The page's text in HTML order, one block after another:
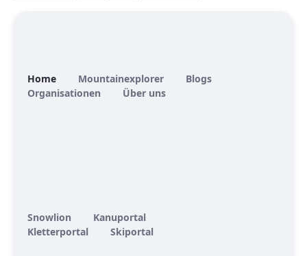
Home Mountainexplorer
Blogs
Organisationen
Über uns
Snowlion
Kanuportal
Kletterportal
Skiportal